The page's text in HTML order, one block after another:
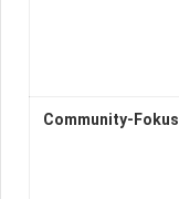
Community-Fokus